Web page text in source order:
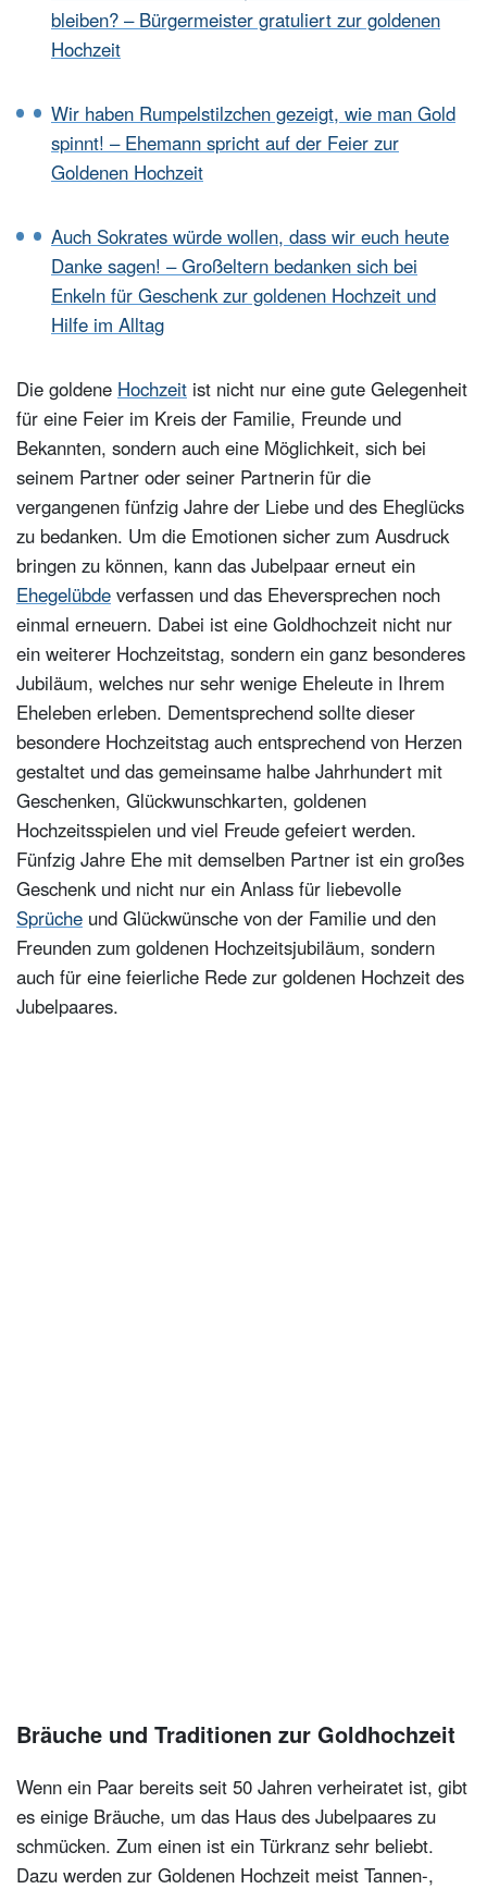
bleiben? – Bürgermeister gratuliert zur goldenen
Hochzeit
Wir haben Rumpelstilzchen gezeigt, wie man Gold
spinnt! – Ehemann spricht auf der Feier zur
Goldenen Hochzeit
Auch Sokrates würde wollen, dass wir euch heute
Danke sagen! – Großeltern bedanken sich bei
Enkeln für Geschenk zur goldenen Hochzeit und
Hilfe im Alltag
Die goldene Hochzeit ist nicht nur eine gute Gelegenheit
für eine Feier im Kreis der Familie, Freunde und
Bekannten, sondern auch eine Möglichkeit, sich bei
seinem Partner oder seiner Partnerin für die
vergangenen fünfzig Jahre der Liebe und des Eheglücks
zu bedanken. Um die Emotionen sicher zum Ausdruck
bringen zu können, kann das Jubelpaar erneut ein
Ehegelübde verfassen und das Eheversprechen noch
einmal erneuern. Dabei ist eine Goldhochzeit nicht nur
ein weiterer Hochzeitstag, sondern ein ganz besonderes
Jubiläum, welches nur sehr wenige Eheleute in Ihrem
Eheleben erleben. Dementsprechend sollte dieser
besondere Hochzeitstag auch entsprechend von Herzen
gestaltet und das gemeinsame halbe Jahrhundert mit
Geschenken, Glückwunschkarten, goldenen
Hochzeitsspielen und viel Freude gefeiert werden.
Fünfzig Jahre Ehe mit demselben Partner ist ein großes
Geschenk und nicht nur ein Anlass für liebevolle
Sprüche und Glückwünsche von der Familie und den
Freunden zum goldenen Hochzeitsjubiläum, sondern
auch für eine feierliche Rede zur goldenen Hochzeit des
Jubelpaares.
Bräuche und Traditionen zur Goldhochzeit
Wenn ein Paar bereits seit 50 Jahren verheiratet ist, gibt
es einige Bräuche, um das Haus des Jubelpaares zu
schmücken. Zum einen ist ein Türkranz sehr beliebt.
Dazu werden zur Goldenen Hochzeit meist Tannen-,